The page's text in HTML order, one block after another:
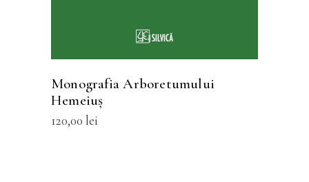
Monografia Arboretumului
Hemeiuș
120,00 lei